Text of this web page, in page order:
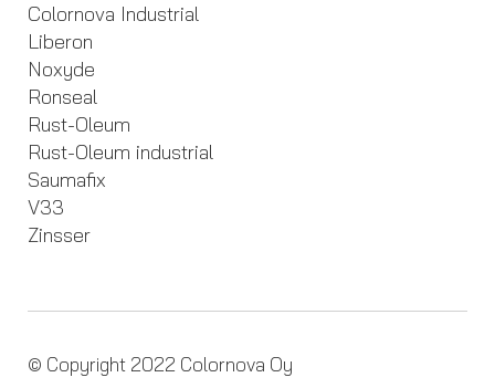
Colornova Industrial
Liberon
Noxyde
Ronseal
Rust-Oleum
Rust-Oleum industrial
Saumafix
V33
Zinsser
© Copyright 2022 Colornova Oy